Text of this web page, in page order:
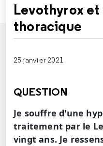
Levothyrox
thoracique
25 janvier 2021
QUESTION
Je souffre d'une
traitement par le
vingt ans. Je